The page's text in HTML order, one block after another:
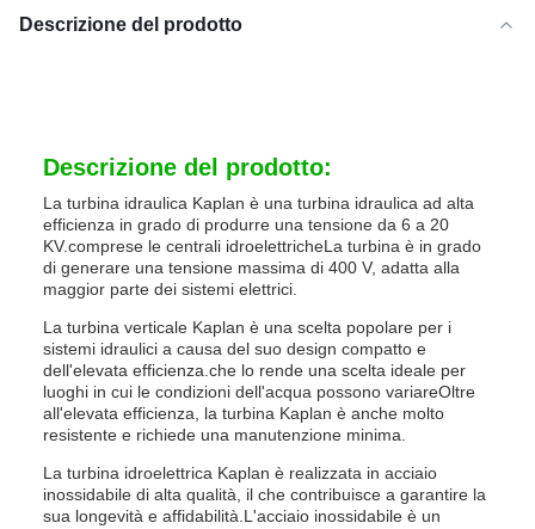
Descrizione del prodotto
Descrizione del prodotto:
La turbina idraulica Kaplan è una turbina idraulica ad alta
efficienza in grado di produrre una tensione da 6 a 20
KV.comprese le centrali idroelettricheLa turbina è in grado
di generare una tensione massima di 400 V, adatta alla
maggior parte dei sistemi elettrici.
La turbina verticale Kaplan è una scelta popolare per i
sistemi idraulici a causa del suo design compatto e
dell'elevata efficienza.che lo rende una scelta ideale per
luoghi in cui le condizioni dell'acqua possono variareOltre
all'elevata efficienza, la turbina Kaplan è anche molto
resistente e richiede una manutenzione minima.
La turbina idroelettrica Kaplan è realizzata in acciaio
inossidabile di alta qualità, il che contribuisce a garantire la
sua longevità e affidabilità.L'acciaio inossidabile è un